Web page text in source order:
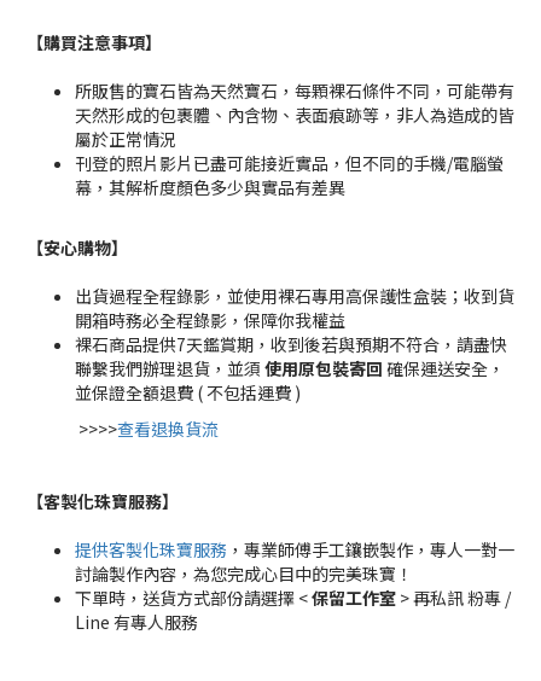
【購買注意事項】
所販售的寶石皆為天然寶石，每顆裸石條件不同，可能帶有
天然形成的包裹體、內含物、表面痕跡等，非人為造成的皆
屬於正常情況
刊登的照片影片已盡可能接近實品，但不同的手機/電腦螢
幕，其解析度顏色多少與實品有差異
【安心購物】
出貨過程全程錄影，並使用裸石專用高保護性盒裝；收到貨
開箱時務必全程錄影，保障你我權益
裸石商品提供7天鑑賞期，收到後若與預期不符合，請盡快
聯繫我們辦理退貨，並須 使用原包裝寄回 確保運送安全，
並保證全額退費 ( 不包括運費 )
>>>>查看退換貨流
【客製化珠寶服務】
提供客製化珠寶服務 ，專業師傅手工鑲嵌製作，專人一對一
討論製作內容，為您完成心目中的完美珠寶！
下單時，送貨方式部份請選擇 <保留工作室 > 再私訊 粉專 /
Line 有專人服務